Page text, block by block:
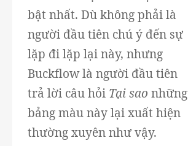
bật nhất. Dù không phải là
người đầu tiên chú ý đến sự
lặp đi lặp lại này, nhưng
Buckflow là người đầu tiên
trả lời câu hỏi Tại sao những
bảng màu này lại xuất hiện
thường xuyên như vậy.